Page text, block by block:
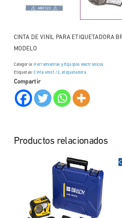
CINTA DE VINIL PARA ETIQUETADORA
MODELO
Categoría: Herramientas y Equipos electronicos
Etiquetas:Cinta vinil1/2,etiquetadora
Compartir
Productos relacionados